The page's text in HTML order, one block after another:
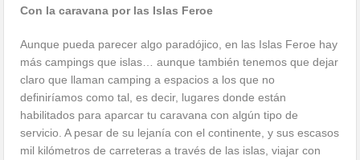
Con la caravana por las Islas Feroe
Aunque pueda parecer algo paradójico, en las Islas Feroe hay
más campings que islas… aunque también tenemos que dejar
claro que llaman camping a espacios a los que no
definiríamos como tal, es decir, lugares donde están
habilitados para aparcar tu caravana con algún tipo de
servicio. A pesar de su lejanía con el continente, y sus escasos
mil kilómetros de carreteras a través de las islas, viajar con